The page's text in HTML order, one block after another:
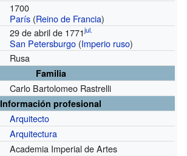
1700
París (Reino de Francia)
29 de abril de 1771jul.
San Petersburgo (Imperio ruso)
Rusa
Familia
Carlo Bartolomeo Rastrelli
Información profesional
Arquitecto
Arquitectura
Academia Imperial de Artes